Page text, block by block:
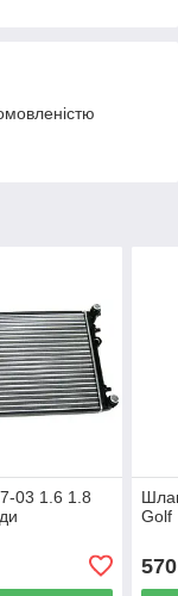
03 1.6 1.8
Golf
570